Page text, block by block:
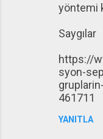
yöntemi
Saygılar
https://
syon-
461711
YANITLA